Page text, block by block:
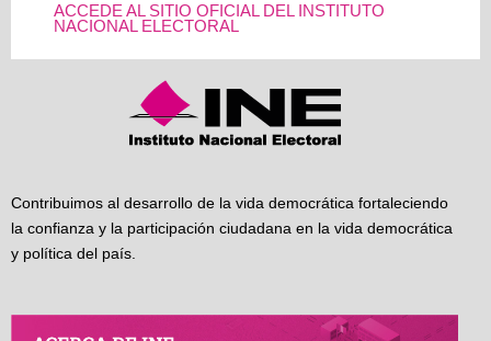
ACCEDE AL SITIO OFICIAL DEL INSTITUTO
NACIONAL ELECTORAL
Contribuimos al desarrollo de la vida democrática fortaleciendo
la confianza y la participación ciudadana en la vida democrática
y política del país.